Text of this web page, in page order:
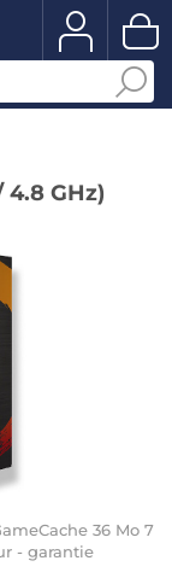
4.8 GHz)
36 Mo 7
- garantie